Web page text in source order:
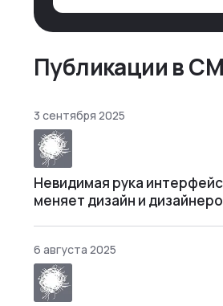
днями. А то и неделями,
Публикации в
3 сентября 2025
Невидимая рука
меняет дизайн и
6 августа 2025